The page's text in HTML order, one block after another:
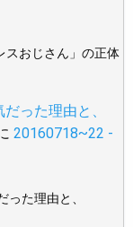
スおじさん」の正体
った理由と、
20160718~22 -
った理由と、